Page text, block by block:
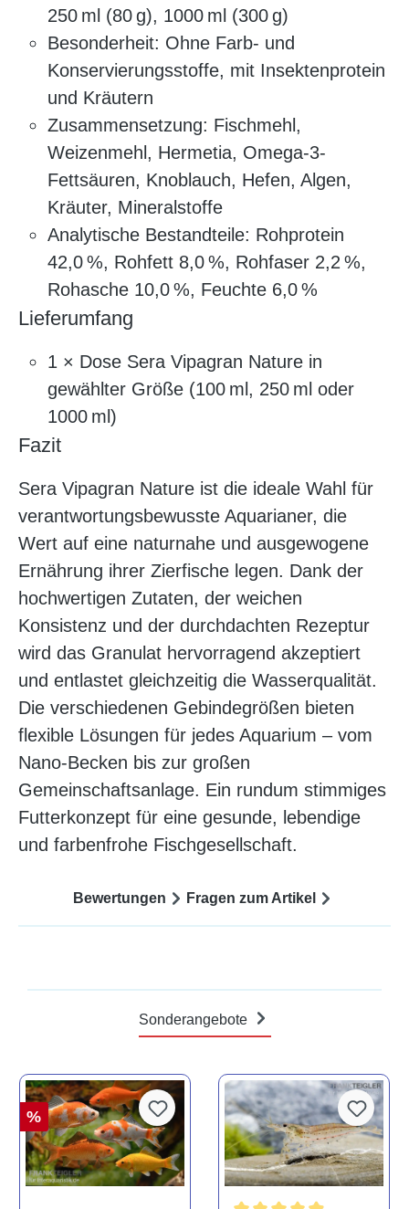
250 ml (80 g), 1000 ml (300 g)
Besonderheit: Ohne Farb- und
Konservierungsstoffe, mit Insektenprotein
und Kräutern
Zusammensetzung: Fischmehl,
Weizenmehl, Hermetia, Omega-3-
Fettsäuren, Knoblauch, Hefen, Algen,
Kräuter, Mineralstoffe
Analytische Bestandteile: Rohprotein
42,0 %, Rohfett 8,0 %, Rohfaser 2,2 %,
Rohasche 10,0 %, Feuchte 6,0 %
Lieferumfang
1 × Dose Sera Vipagran Nature in
gewählter Größe (100 ml, 250 ml oder
1000 ml)
Fazit
Sera Vipagran Nature ist die ideale Wahl für
verantwortungsbewusste Aquarianer, die
Wert auf eine naturnahe und ausgewogene
Ernährung ihrer Zierfische legen. Dank der
hochwertigen Zutaten, der weichen
Konsistenz und der durchdachten Rezeptur
wird das Granulat hervorragend akzeptiert
und entlastet gleichzeitig die Wasserqualität.
Die verschiedenen Gebindegrößen bieten
flexible Lösungen für jedes Aquarium – vom
Nano-Becken bis zur großen
Gemeinschaftsanlage. Ein rundum stimmiges
Futterkonzept für eine gesunde, lebendige
und farbenfrohe Fischgesellschaft.
Bewertungen Fragen zum Artikel
Sonderangebote
%